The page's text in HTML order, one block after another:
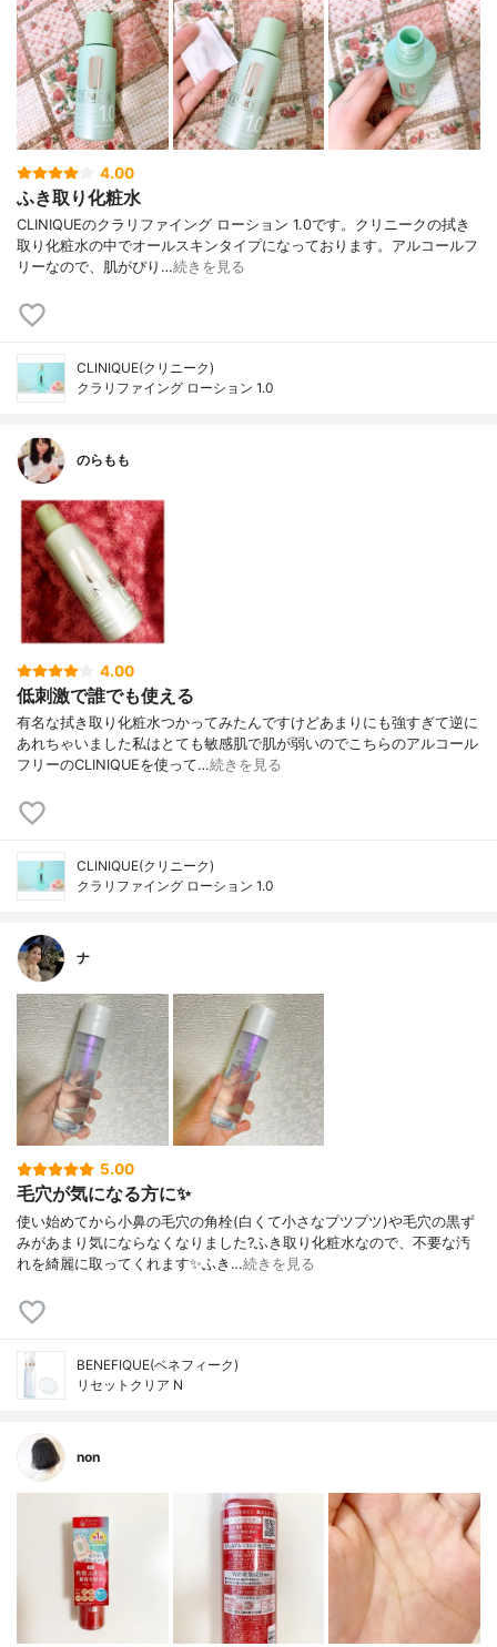
4.00
ふき取り化粧水
CLINIQUEのクラリファイング ローション 1.0です。クリニークの拭き
取り化粧水の中でオールスキンタイプになっております。アルコールフ
リーなので、肌がぴり…続きを見る
CLINIQUE(クリニーク)
クラリファイング ローション 1.0
のらもも
4.00
低刺激で誰でも使える
有名な拭き取り化粧水つかってみたんですけどあまりにも強すぎて逆に
あれちゃいました私はとても敏感肌で肌が弱いのでこちらのアルコール
フリーのCLINIQUEを使って…続きを見る
CLINIQUE(クリニーク)
クラリファイング ローション 1.0
ナ
5.00
毛穴が気になる方に✨
使い始めてから小鼻の毛穴の角栓(白くて小さなプツプツ)や毛穴の黒ず
みがあまり気にならなくなりました?ふき取り化粧水なので、不要な汚
れを綺麗に取ってくれます✨ふき…続きを見る
BENEFIQUE(ベネフィーク)
リセットクリア N
non